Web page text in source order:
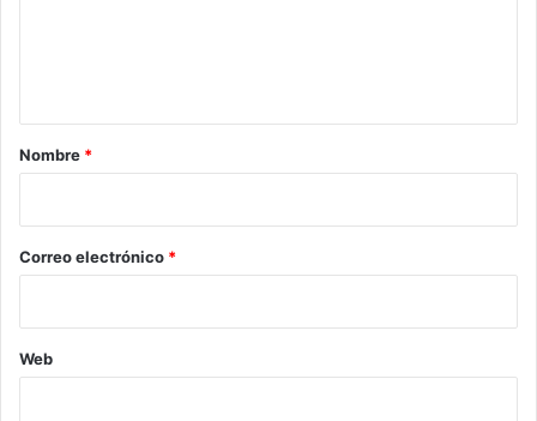
r
*
Nombre *
Correo electrónico *
Web